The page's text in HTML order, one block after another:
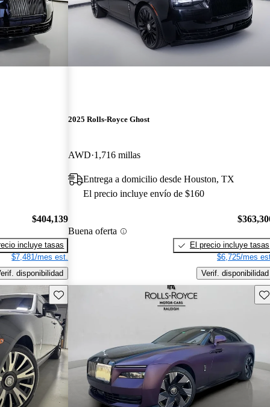
$404,139
incluye tasas
$7,481/mes est.
disponibilidad
2025 Rolls-Royce Ghost
AWD 1,716 millas
Entrega a domicilio desde Houston, TX
El precio incluye envío de $160
Buena oferta
El precio incluye tasas
$6,725/mes
Verif. disponibilidad
Guarda este Aviso